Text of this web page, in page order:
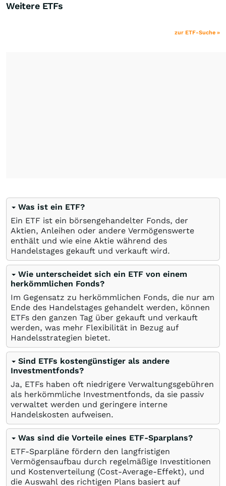
Weitere ETFs
zur ETF-Suche »
Was ist ein ETF?
Ein ETF ist ein börsengehandelter Fonds, der
Aktien, Anleihen oder andere Vermögenswerte
enthält und wie eine Aktie während des
Handelstages gekauft und verkauft wird.
Wie unterscheidet sich ein ETF von einem
herkömmlichen Fonds?
Im Gegensatz zu herkömmlichen Fonds, die nur am
Ende des Handelstages gehandelt werden, können
ETFs den ganzen Tag über gekauft und verkauft
werden, was mehr Flexibilität in Bezug auf
Handelsstrategien bietet.
Sind ETFs kostengünstiger als andere
Investmentfonds?
Ja, ETFs haben oft niedrigere Verwaltungsgebühren
als herkömmliche Investmentfonds, da sie passiv
verwaltet werden und geringere interne
Handelskosten aufweisen.
Was sind die Vorteile eines ETF-Sparplans?
ETF-Sparpläne fördern den langfristigen
Vermögensaufbau durch regelmäßige Investitionen
und Kostenverteilung (Cost-Average-Effekt), und
die Auswahl des richtigen Plans basiert auf